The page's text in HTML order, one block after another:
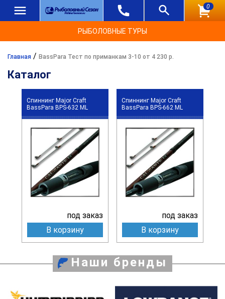
0
РЫБОЛОВНЫЕ ТУРЫ
Главная / BassPara Тест по приманкам 3-10 от 4 230 р.
Каталог
Спиннинг Major Craft
BassPara BPS-632 ML
под заказ
В корзину
Спиннинг Major Craft
BassPara BPS-662 ML
под заказ
В корзину
Наши бренды